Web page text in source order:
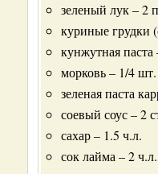
зеленый лук – 2
куриные грудки
кунжутная паста
морковь – 1/4 шт.
зеленая паста
соевый соус – 2
сахар – 1.5 ч.л.
сок лайма – 2 ч.л.